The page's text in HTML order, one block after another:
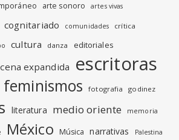
arte sonoro artes vivas
cognitariado comunidades crítica
cultura danza editoriales
expandida escritoras
feminismos fotografia godinez
literatura medio oriente memoria
México Música narrativas Palestina